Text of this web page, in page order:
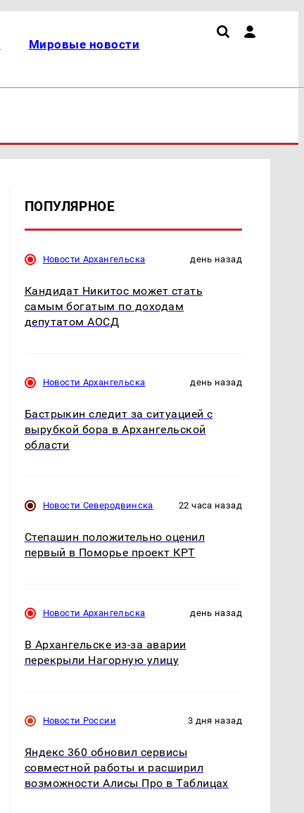
Мировые новости
ПОПУЛЯРНОЕ
Новости Архангельска день назад
Кандидат Никитос может стать
самым богатым по доходам
депутатом АОСД
Новости Архангельска день назад
Бастрыкин следит за ситуацией с
вырубкой бора в Архангельской
области
Новости Северодвинска 22 часа назад
Степашин положительно оценил
первый в Поморье проект КРТ
Новости Архангельска день назад
В Архангельске из-за аварии
перекрыли Нагорную улицу
Новости России 3 дня назад
Яндекс 360 обновил сервисы
совместной работы и расширил
возможности Алисы Про в Таблицах